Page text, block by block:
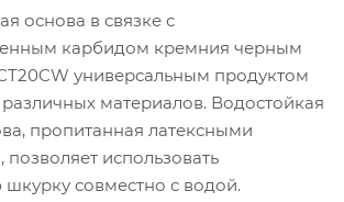
основа в связке с
карбидом кремния черным
универсальным продуктом
материалов. Водостойкая
пропитанная латексными
использовать
совместно с водой.